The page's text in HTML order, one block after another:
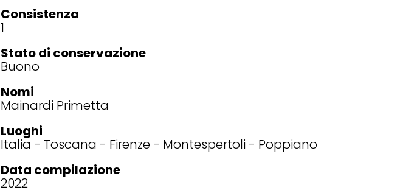
Consistenza
1
Stato di conservazione
Buono
Nomi
Mainardi Primetta
Luoghi
Italia Toscana Firenze Montespertoli
Poppiano
Data compilazione
2022